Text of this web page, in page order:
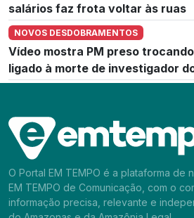
salários faz frota voltar às ruas
NOVOS DESDOBRAMENTOS
Vídeo mostra PM preso
ligado à morte de investigador
O Portal EM TEMPO é a plataforma de
EM TEMPO de Comunicação, com o
informação precisa, relevante e